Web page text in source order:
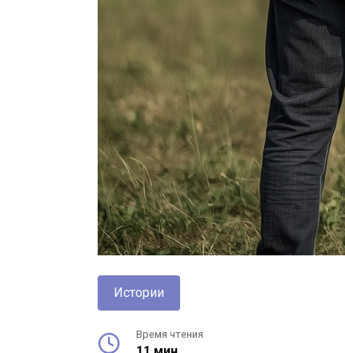
Истории
Время чтения